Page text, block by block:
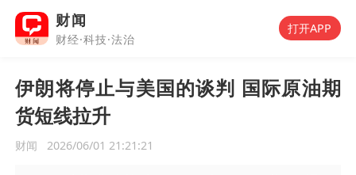
财闻
财经·科技·法治
打开APP
伊朗将停止与美国的谈判 国际原油期
货短线拉升
财闻 2026/06/01 21:21:21